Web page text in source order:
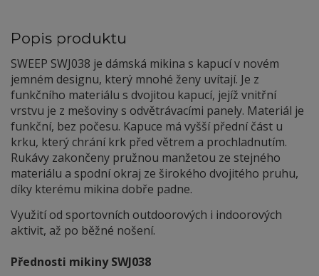
Popis produktu
SWEEP SWJ038 je dámská mikina s kapucí v novém
jemném designu, který mnohé ženy uvítají. Je z
funkčního materiálu s dvojitou kapucí, jejíž vnitřní
vrstvu je z mešoviny s odvětrávacími panely. Materiál je
funkční, bez počesu. Kapuce má vyšší přední část u
krku, který chrání krk před větrem a prochladnutím.
Rukávy zakončeny pružnou manžetou ze stejného
materiálu a spodní okraj ze širokého dvojitého pruhu,
díky kterému mikina dobře padne.
Využití od sportovních outdoorových i indoorových
aktivit, až po běžné nošení.
Přednosti mikiny SWJ038